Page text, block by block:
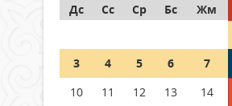
05 тамыз 2026 ж. 145
Шетелде жүрген Қазақстан
азаматтары қалай дауыс
Дс
Сс Ср Бс Жм
3
4 5 6 7
10
11 12 13 14